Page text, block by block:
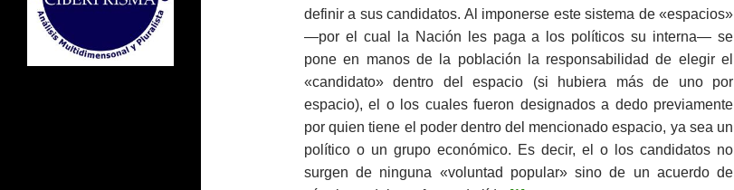
definir a sus candidatos. Al imponerse este sistema de «espacios»
―por el cual la Nación les paga a los políticos su interna― se
pone en manos de la población la responsabilidad de elegir el
«candidato» dentro del espacio (si hubiera más de uno por
espacio), el o los cuales fueron designados a dedo previamente
por quien tiene el poder dentro del mencionado espacio, ya sea un
político o un grupo económico. Es decir, el o los candidatos no
surgen de ninguna «voluntad popular» sino de un acuerdo de